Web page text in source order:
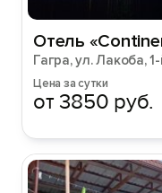
Отель
Гагра, ул. Лакоба,
Цена за сутки
от 3850 руб.